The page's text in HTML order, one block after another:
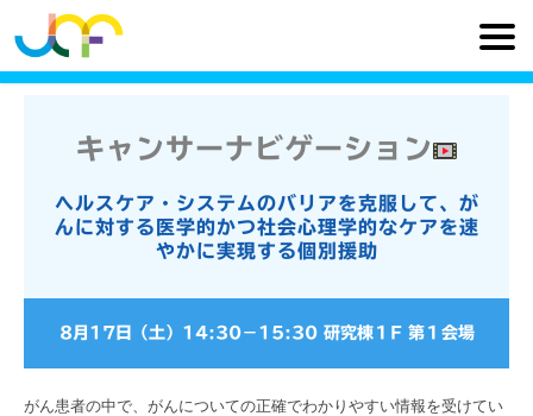
キャンサーナビゲーション
ヘルスケア・システムのバリアを克服して、が
んに対する医学的かつ社会心理学的なケアを速
やかに実現する個別援助
8月17日（土） 14:30− 15:30 研究棟１F 第１会場
がん患者の中で、がんについての正確でわかりやすい情報を受けてい